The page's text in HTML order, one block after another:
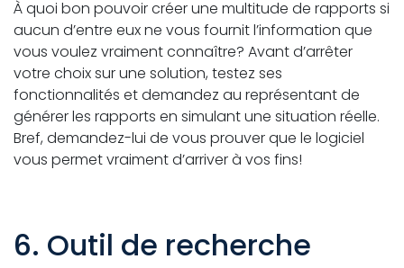
À quoi bon pouvoir créer une multitude de rapports si
aucun d’entre eux ne vous fournit l’information que
vous voulez vraiment connaître? Avant d’arrêter
votre choix sur une solution, testez ses
fonctionnalités et demandez au représentant de
générer les rapports en simulant une situation réelle.
Bref, demandez-lui de vous prouver que le logiciel
vous permet vraiment d’arriver à vos fins!
6. Outil de recherche